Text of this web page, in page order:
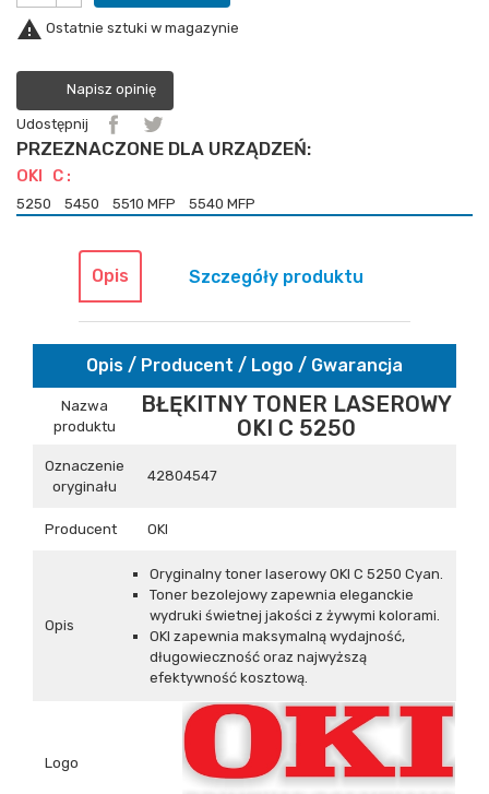
 Ostatnie sztuki w magazynie
Napisz opinię
Udostępnij
PRZEZNACZONE DLA URZĄDZEŃ:
OKI C :
5250 5450 5510 MFP 5540 MFP
Opis Szczegóły produktu
Opis / Producent / Logo / Gwarancja
Nazwa
produktu
BŁĘKITNY TONER LASEROWY
OKI C 5250
Oznaczenie
oryginału
42804547
Producent OKI
Opis
Oryginalny toner laserowy OKI C 5250 Cyan.
Toner bezolejowy zapewnia eleganckie
wydruki świetnej jakości z żywymi kolorami.
OKI zapewnia maksymalną wydajność,
długowieczność oraz najwyższą
efektywność kosztową.
Logo